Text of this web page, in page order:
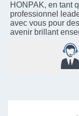
HONPAK, en tant
professionnel
avec vous pour
avenir brillant